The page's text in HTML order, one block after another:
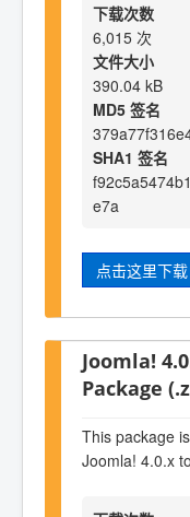
下载次数
6,015 次
文件大小
390.04 kB
MD5 签名
SHA1 签名
e7a
点击这里下载
Joomla!
Package
This package
Joomla! 4.0.x